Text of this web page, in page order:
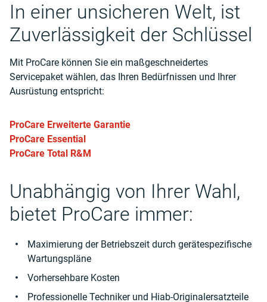
In einer unsicheren Welt, ist
Zuverlässigkeit der Schlüssel
Mit ProCare können Sie ein maßgeschneidertes
Servicepaket wählen, das Ihren Bedürfnissen und Ihrer
Ausrüstung entspricht:
ProCare Erweiterte Garantie
ProCare Essential
ProCare Total R&M
Unabhängig von Ihrer Wahl,
bietet ProCare immer:
Maximierung der Betriebszeit durch gerätespezifische
Wartungspläne
Vorhersehbare Kosten
Professionelle Techniker und Hiab-Originalersatzteile